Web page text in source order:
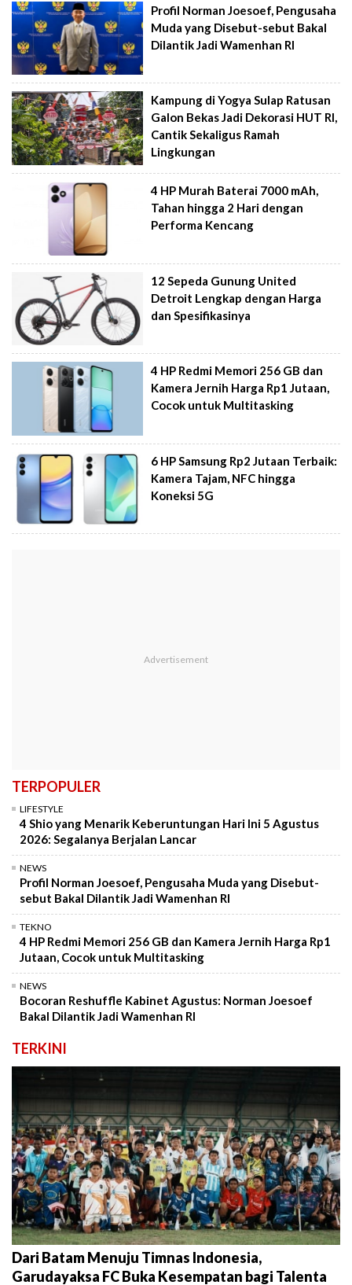
Profil Norman Joesoef, Pengusaha
Muda yang Disebut-sebut Bakal
Dilantik Jadi Wamenhan RI
Kampung di Yogya Sulap Ratusan
Galon Bekas Jadi Dekorasi HUT RI,
Cantik Sekaligus Ramah
Lingkungan
4 HP Murah Baterai 7000 mAh,
Tahan hingga 2 Hari dengan
Performa Kencang
12 Sepeda Gunung United
Detroit Lengkap dengan Harga
dan Spesifikasinya
4 HP Redmi Memori 256 GB dan
Kamera Jernih Harga Rp1 Jutaan,
Cocok untuk Multitasking
6 HP Samsung Rp2 Jutaan Terbaik:
Kamera Tajam, NFC hingga
Koneksi 5G
TERPOPULER
LIFESTYLE
4 Shio yang Menarik Keberuntungan Hari Ini 5 Agustus
2026: Segalanya Berjalan Lancar
NEWS
Profil Norman Joesoef, Pengusaha Muda yang Disebut-
sebut Bakal Dilantik Jadi Wamenhan RI
TEKNO
4 HP Redmi Memori 256 GB dan Kamera Jernih Harga Rp1
Jutaan, Cocok untuk Multitasking
NEWS
Bocoran Reshuffle Kabinet Agustus: Norman Joesoef
Bakal Dilantik Jadi Wamenhan RI
TERKINI
Dari Batam Menuju Timnas Indonesia,
Garudayaksa FC Buka Kesempatan bagi Talenta